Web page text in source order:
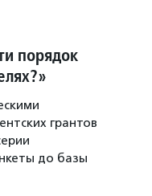
порядок
грантов
до базы